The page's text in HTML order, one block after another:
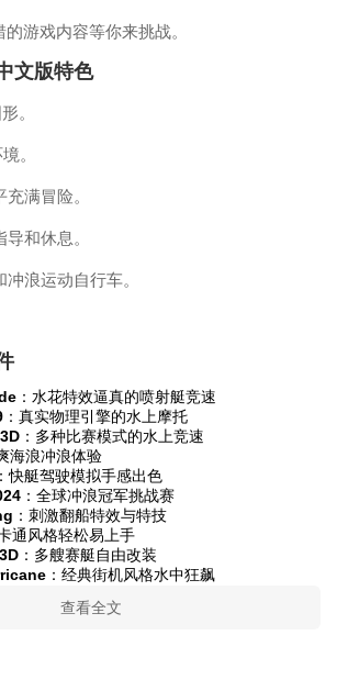
游戏内容等你来挑战。
文版特色
。
。
满冒险。
和休息。
浪运动自行车。
：水花特效逼真的喷射艇竞速
：真实物理引擎的水上摩托
：多种比赛模式的水上竞速
海浪冲浪体验
：快艇驾驶模拟手感出色
：全球冲浪冠军挑战赛
：刺激翻船特效与特技
通风格轻松易上手
：多艘赛艇自由改装
：经典街机风格水中狂飙
查看全文